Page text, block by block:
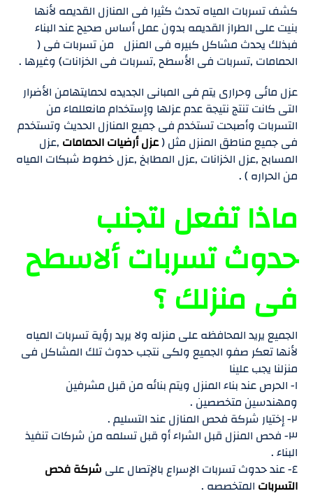
كشف تسربات المياه تحدث كثيرا فى المنازل القديمه لأنها
بنيت على الطراز القديمه بدون عمل أساس صحيح عند البناء
فبذلك يحدث مشاكل كبيره فى المنزل من تسربات فى (
الحمامات ,تسربات فى الأسطح ,تسربات فى الخزانات) وغيرها .
عزل مائى وحرارى يتم فى المبانى الجديده لحمايتهامن الأضرار
التى كانت تنتج نتيجة عدم عزلها وإستخدام مانعللماء من
التسربات وأصبحت تستخدم فى جميع المنازل الحديث وتستخدم
فى جميع مناطق المنزل مثل (عزل أرضيات الحمامات ,عزل
المسابح ,عزل الخزانات ,عزل المطابخ ,عزل خطوط شبكات المياه
من الحراره ) .
ماذا تفعل لتجنب
حدوث تسربات ألاسطح
فى منزلك ؟
الجميع يريد المحافظه على منزله ولا يريد رؤية تسربات المياه
لأنها تعكر صفو الجميع ولكى نتجب حدوث تلك المشاكل فى
منزلنا يجب علينا
١- الحرص عند بناء المنزل ويتم بنائه من قبل مشرفين
ومهندسين متخصصين .
٢- إختيار شركة فحص المنازل عند التسليم .
٣- فحص المنزل قبل الشراء أو قبل تسلمه من شركات تنفيذ
البناء .
٤- عند حدوث تسربات الإسراع بالإتصال على
شركة فحص
التسربات المتخصصه .